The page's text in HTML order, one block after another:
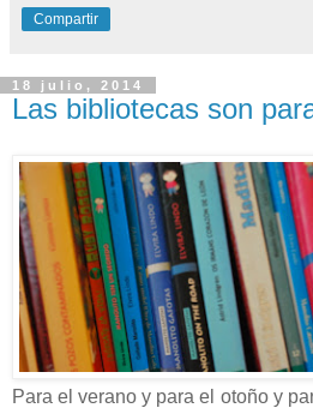
Compartir
18 julio, 2014
Las bibliotecas son
Para el verano y para el otoño y